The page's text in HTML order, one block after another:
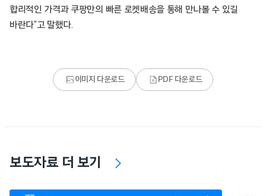
합리적인 가격과 쿠팡만의 빠른 로켓배송을 통해 만나볼 수 있길
바란다”고 말했다.
이미지 다운로드 PDF 다운로드
보도자료 더 보기